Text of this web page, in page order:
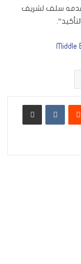
قدمه سلف لشريف
Middle
مشاركة عبر البريد